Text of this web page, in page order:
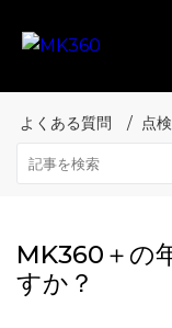
よくある質問 点
MK360＋の
すか？